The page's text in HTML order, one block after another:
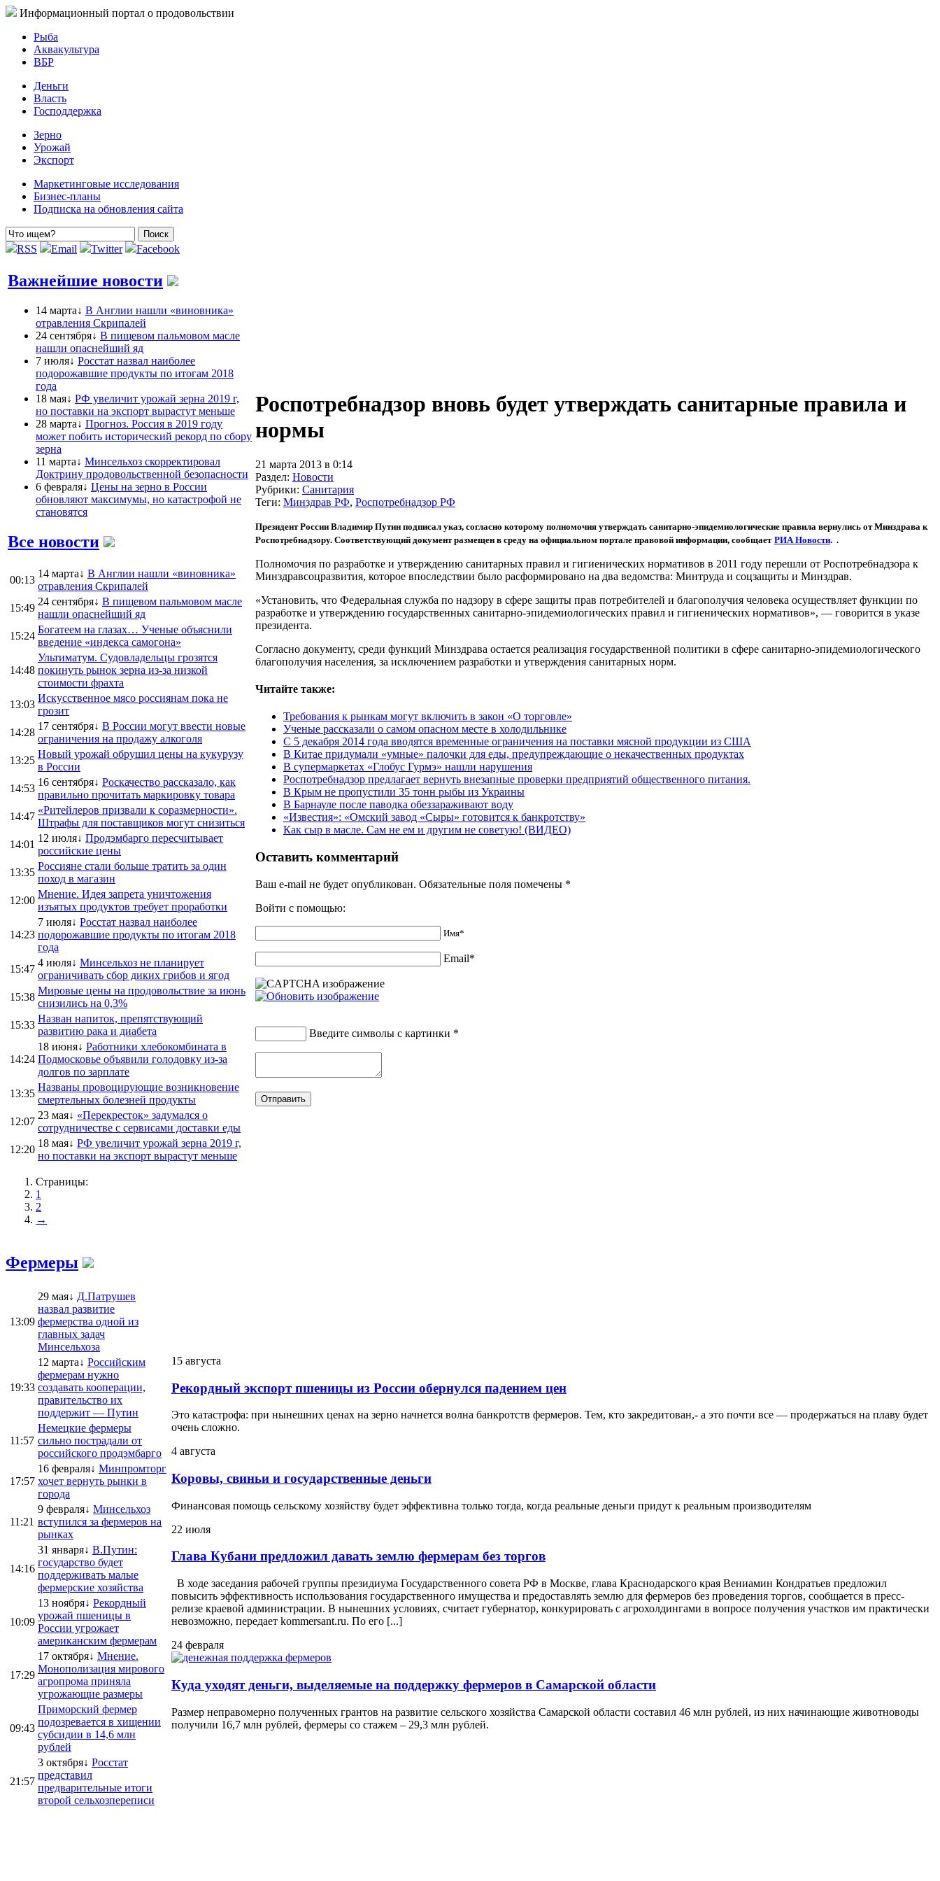
Информационный портал о продовольствии
Рыба
Аквакультура
ВБР
Деньги
Власть
Господдержка
Зерно
Урожай
Экспорт
Маркетинговые исследования
Бизнес-планы
Подписка на обновления сайта
RSS Email Twitter Facebook
Важнейшие новости
14 марта↓ В Англии нашли «виновника»
отравления Скрипалей
24 сентября↓ В пищевом пальмовом масле
нашли опаснейший яд
7 июля↓ Росстат назвал наиболее
подорожавшие продукты по итогам 2018
года
18 мая↓ РФ увеличит урожай зерна 2019 г,
но поставки на экспорт вырастут меньше
28 марта↓ Прогноз. Россия в 2019 году
может побить исторический рекорд по сбору
зерна
11 марта↓ Минсельхоз скорректировал
Доктрину продовольственной безопасности
6 февраля↓ Цены на зерно в России
обновляют максимумы, но катастрофой не
становятся
Все новости
00:13
14 марта↓ В Англии нашли «виновника»
отравления Скрипалей
15:49
24 сентября↓ В пищевом пальмовом масле
нашли опаснейший яд
15:24
Богатеем на глазах… Ученые объяснили
введение «индекса самогона»
14:48
Ультиматум. Судовладельцы грозятся
покинуть рынок зерна из-за низкой
стоимости фрахта
13:03
Искусственное мясо россиянам пока не
грозит
14:28
17 сентября↓ В России могут ввести новые
ограничения на продажу алкоголя
13:25
Новый урожай обрушил цены на кукурузу
в России
14:53
16 сентября↓ Роскачество рассказало, как
правильно прочитать маркировку товара
14:47
«Ритейлеров призвали к соразмерности».
Штрафы для поставщиков могут снизиться
14:01
12 июля↓ Продэмбарго пересчитывает
российские цены
13:35
Россияне стали больше тратить за один
поход в магазин
12:00
Мнение. Идея запрета уничтожения
изъятых продуктов требует проработки
14:23
7 июля↓ Росстат назвал наиболее
подорожавшие продукты по итогам 2018
года
15:47
4 июля↓ Минсельхоз не планирует
ограничивать сбор диких грибов и ягод
15:38
Мировые цены на продовольствие за июнь
снизились на 0,3%
15:33
Назван напиток, препятствующий
развитию рака и диабета
14:24
18 июня↓ Работники хлебокомбината в
Подмосковье объявили голодовку из-за
долгов по зарплате
13:35
Названы провоцирующие возникновение
смертельных болезней продукты
12:07
23 мая↓ «Перекресток» задумался о
сотрудничестве с сервисами доставки еды
12:20
18 мая↓ РФ увеличит урожай зерна 2019 г,
но поставки на экспорт вырастут меньше
Страницы:
1
2
→
Роспотребнадзор вновь будет утверждать санитарные правила и
нормы
21 марта 2013 в 0:14
Раздел: Новости
Рубрики: Санитария
Теги: Минздрав РФ, Роспотребнадзор РФ
Президент России Владимир Путин подписал указ, согласно которому полномочия утверждать санитарно-эпидемиологические правила вернулись от Минздрава к
Роспотребнадзору. Соответствующий документ размещен в среду на официальном портале правовой информации, сообщает РИА Новости. .
Полномочия по разработке и утверждению санитарных правил и гигиенических нормативов в 2011 году перешли от Роспотребнадзора к
Минздравсоцразвития, которое впоследствии было расформировано на два ведомства: Минтруда и соцзащиты и Минздрав.
«Установить, что Федеральная служба по надзору в сфере защиты прав потребителей и благополучия человека осуществляет функции по
разработке и утверждению государственных санитарно-эпидемиологических правил и гигиенических нормативов», — говорится в указе
президента.
Согласно документу, среди функций Минздрава остается реализация государственной политики в сфере санитарно-эпидемиологического
благополучия населения, за исключением разработки и утверждения санитарных норм.
Читайте также:
Требования к рынкам могут включить в закон «О торговле»
Ученые рассказали о самом опасном месте в холодильнике
С 5 декабря 2014 года вводятся временные ограничения на поставки мясной продукции из США
В Китае придумали «умные» палочки для еды, предупреждающие о некачественных продуктах
В супермаркетах «Глобус Гурмэ» нашли нарушения
Роспотребнадзор предлагает вернуть внезапные проверки предприятий общественного питания.
В Крым не пропустили 35 тонн рыбы из Украины
В Барнауле после паводка обеззараживают воду
«Известия»: «Омский завод «Сыры» готовится к банкротству»
Как сыр в масле. Сам не ем и другим не советую! (ВИДЕО)
Оставить комментарий
Ваш e-mail не будет опубликован. Обязательные поля помечены *
Войти с помощью:
Имя*
Email*
Введите символы с картинки *
Фермеры
13:09
29 мая↓ Д.Патрушев
назвал развитие
фермерства одной из
главных задач
Минсельхоза
19:33
12 марта↓ Российским
фермерам нужно
создавать кооперации,
правительство их
поддержит — Путин
11:57
Немецкие фермеры
сильно пострадали от
российского продэмбарго
17:57
16 февраля↓ Минпромторг
хочет вернуть рынки в
города
11:21
9 февраля↓ Минсельхоз
вступился за фермеров на
рынках
14:16
31 января↓ В.Путин:
государство будет
поддерживать малые
фермерские хозяйства
10:09
13 ноября↓ Рекордный
урожай пшеницы в
России угрожает
американским фермерам
17:29
17 октября↓ Мнение.
Монополизация мирового
агропрома приняла
угрожающие размеры
09:43
Приморский фермер
подозревается в хищении
субсидии в 14,6 млн
рублей
21:57
3 октября↓ Росстат
представил
предварительные итоги
второй сельхозпереписи
15 августа
Рекордный экспорт пшеницы из России обернулся падением цен
Это катастрофа: при нынешних ценах на зерно начнется волна банкротств фермеров. Тем, кто закредитован,- а это почти все — продержаться на плаву будет
очень сложно.
4 августа
Коровы, свиньи и государственные деньги
Финансовая помощь сельскому хозяйству будет эффективна только тогда, когда реальные деньги придут к реальным производителям
22 июля
Глава Кубани предложил давать землю фермерам без торгов
В ходе заседания рабочей группы президиума Государственного совета РФ в Москве, глава Краснодарского края Вениамин Кондратьев предложил
повысить эффективность использования государственного имущества и предоставлять землю для фермеров без проведения торгов, сообщается в пресс-
релизе краевой администрации. В нынешних условиях, считает губернатор, конкурировать с агрохолдингами в вопросе получения участков им практически
невозможно, передает kommersant.ru. По его [...]
24 февраля
Куда уходят деньги, выделяемые на поддержку фермеров в Самарской области
Размер неправомерно полученных грантов на развитие сельского хозяйства Самарской области составил 46 млн рублей, из них начинающие животноводы
получили 16,7 млн рублей, фермеры со стажем – 29,3 млн рублей.